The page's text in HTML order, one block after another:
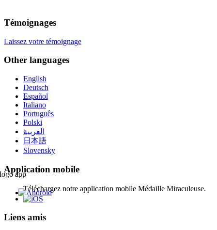
Témoignages
Laissez votre témoignage
Other languages
English
Deutsch
Español
Italiano
Português
Polski
العربية
日本語
Slovensky
Application mobile
Téléchargez notre application mobile Médaille Miraculeuse.
Liens amis